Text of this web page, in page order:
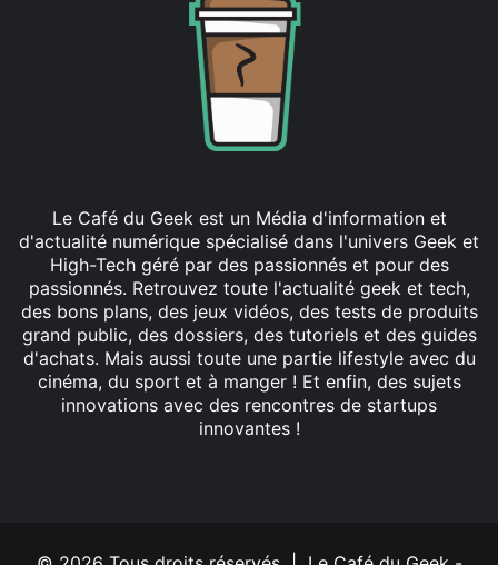
Le Café du Geek est un Média d'information et
d'actualité numérique spécialisé dans l'univers Geek et
High-Tech géré par des passionnés et pour des
passionnés. Retrouvez toute l'actualité geek et tech,
des bons plans, des jeux vidéos, des tests de produits
grand public, des dossiers, des tutoriels et des guides
d'achats. Mais aussi toute une partie lifestyle avec du
cinéma, du sport et à manger ! Et enfin, des sujets
innovations avec des rencontres de startups
innovantes !